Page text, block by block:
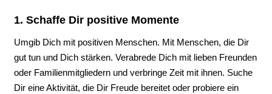
1. Schaffe Dir positive Momente
Umgib Dich mit positiven Menschen. Mit Menschen, die Dir
gut tun und Dich stärken. Verabrede Dich mit lieben Freunden
oder Familienmitgliedern und verbringe Zeit mit ihnen. Suche
Dir eine Aktivität, die Dir Freude bereitet oder probiere ein